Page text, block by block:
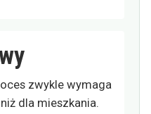
zwykle wymaga
dla mieszkania.